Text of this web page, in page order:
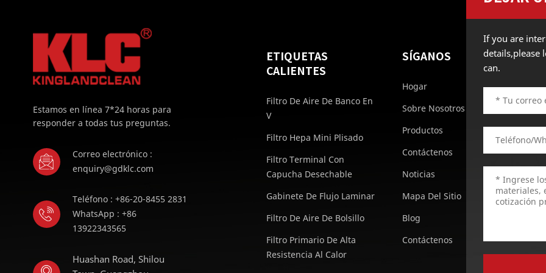
Estamos en línea 7*24 horas para
responder a todas tus preguntas.
Correo electrónico :
enquiry@gdklc.com
Teléfono : +86-20-8455 2831
WhatsApp : +86
13922343565
Huashan Road, Shilou
ETIQUETAS
CALIENTES
Filtro De Aire De Banco En
V
Filtro Hepa Mini Plisado
Filtro Terminal Con
Capucha Desechable
Gabinete De Flujo Laminar
Filtro De Aire De Bolsillo
Filtro Primario De Alta
Resistencia Al Calor
SÍGANOS
Hogar
Sobre Nosotros
Productos
Contáctenos
Noticias
Mapa Del Sitio
Blog
Contáctenos
If you are
details,please
can.